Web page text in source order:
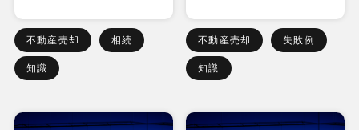
不動産売却 相続
知識
不動産売却 失敗例
知識